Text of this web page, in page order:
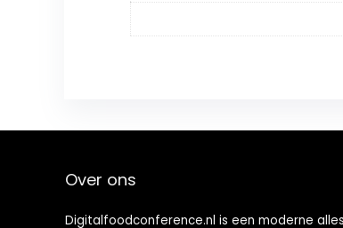
Over ons
Digitalfoodconference.nl is een moderne